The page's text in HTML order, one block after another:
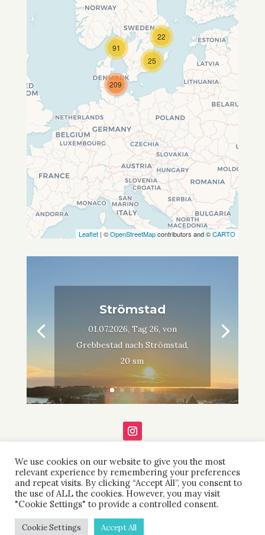
Travelers' Map wird geladen …
Wenn du dies siehst, nachdem
deine Seite vollständig geladen
wurde, fehlen leafletJS-Dateien.
22
25
209
91
Leaflet | ©OpenStreetMapcontributors and ©CARTO
Strömstad
01.07.2026, Tag 26, von
Grebbestad nach Strömstad,
20 sm
IMPRESSUM DATENSCHUTZ ERKLÄRUNG
We use cookies on our website to give you the most
relevant experience by remembering your preferences
and repeat visits. By clicking “Accept All”, you consent to
the use of ALL the cookies. However, you may visit
"Cookie Settings" to provide a controlled consent.
Cookie Settings Accept All